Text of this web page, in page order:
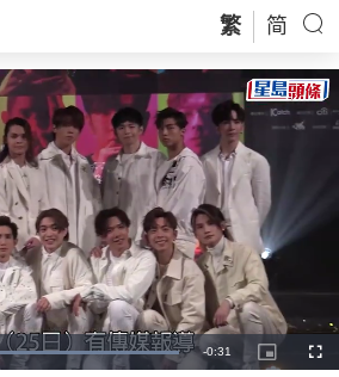
繁 简
Loaded:
100.00%
Remaining
-0:31
Picture-
in-